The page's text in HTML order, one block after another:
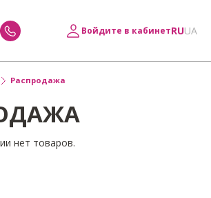
Войдите в кабинетRUUA
Распродажа
нет товаров.